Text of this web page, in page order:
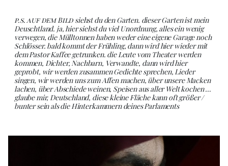
p.s. auf dem Bild siehst du den Garten. dieser Garten ist mein
Deuschtland. ja, hier siehst du viel Unordnung, alles ein wenig
verwegen, die Mülltonnen haben weder eine eigene Garage noch
Schlösser. bald kommt der Frühling, dann wird hier wieder mit
dem Pastor Kaffee getrunken. die Leute vom Theater werden
kommen, Dichter, Nachbarn, Verwandte, dann wird hier
geprobt, wir werden zusammen Gedichte sprechen, Lieder
singen, wir werden uns zum Affen machen, über unsere Macken
lachen, über Abschiede weinen, Speisen aus aller Welt kochen …
glaube mir, Deutschland, diese kleine Fläche kann oft größer /
bunter sein als die Hinterkammern deines Parlaments